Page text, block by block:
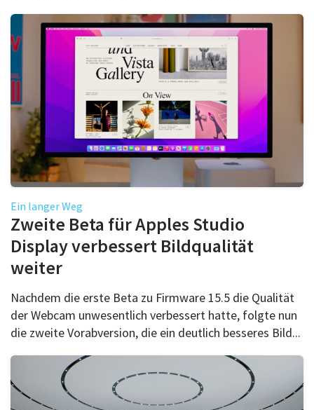
Ein langer Weg
Zweite Beta für Apples Studio
Display verbessert Bildqualität
weiter
Nachdem die erste Beta zu Firmware 15.5 die Qualität
der Webcam unwesentlich verbessert hatte, folgte nun
die zweite Vorabversion, die ein deutlich besseres Bild...